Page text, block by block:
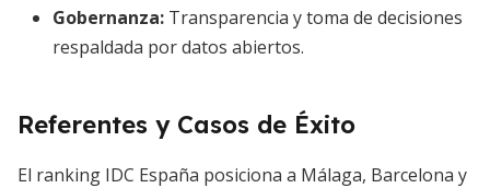
Gobernanza: Transparencia y toma de decisiones
respaldada por datos abiertos.
Referentes y Casos de Éxito
El ranking IDC España posiciona a Málaga, Barcelona y